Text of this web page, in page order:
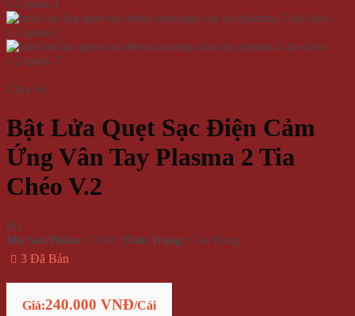
Chia Sẻ:
Bật Lửa Quẹt Sạc Điện Cảm
Ứng Vân Tay Plasma 2 Tia
Chéo V.2
(0)
Mã Sản Phẩm: 63365 |Tình Trạng: Còn Hàng
3 Đã Bán
Giá:240.000 VNĐ/Cái